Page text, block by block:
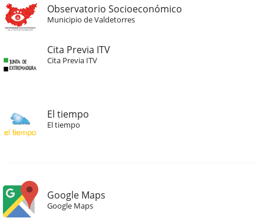
Observatorio Socioeconómico
Municipio de Valdetorres
Cita Previa ITV
Cita Previa ITV
El tiempo
El tiempo
Google Maps
Google Maps